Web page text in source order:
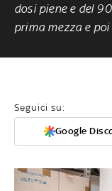
dosi piene e del
prima mezza e
Seguici su:
Google